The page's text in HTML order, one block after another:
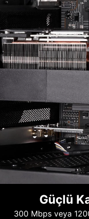
Güçlü
300 Mbps veya